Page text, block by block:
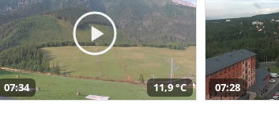
07:34 11,9 °C 07:28